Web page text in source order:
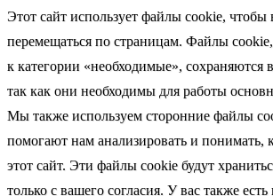
Этот сайт использует файлы cookie, чтобы
перемещаться по страницам. Файлы cookie,
к категории «необходимые», сохраняются
так как они необходимы для работы
Мы также используем сторонние файлы
помогают нам анализировать и понимать,
этот сайт. Эти файлы cookie будут
только с вашего согласия. У вас также